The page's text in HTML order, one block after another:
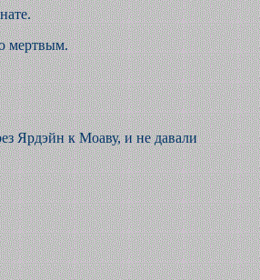
мертвым.
Ярдэйн к Моаву, и не давали